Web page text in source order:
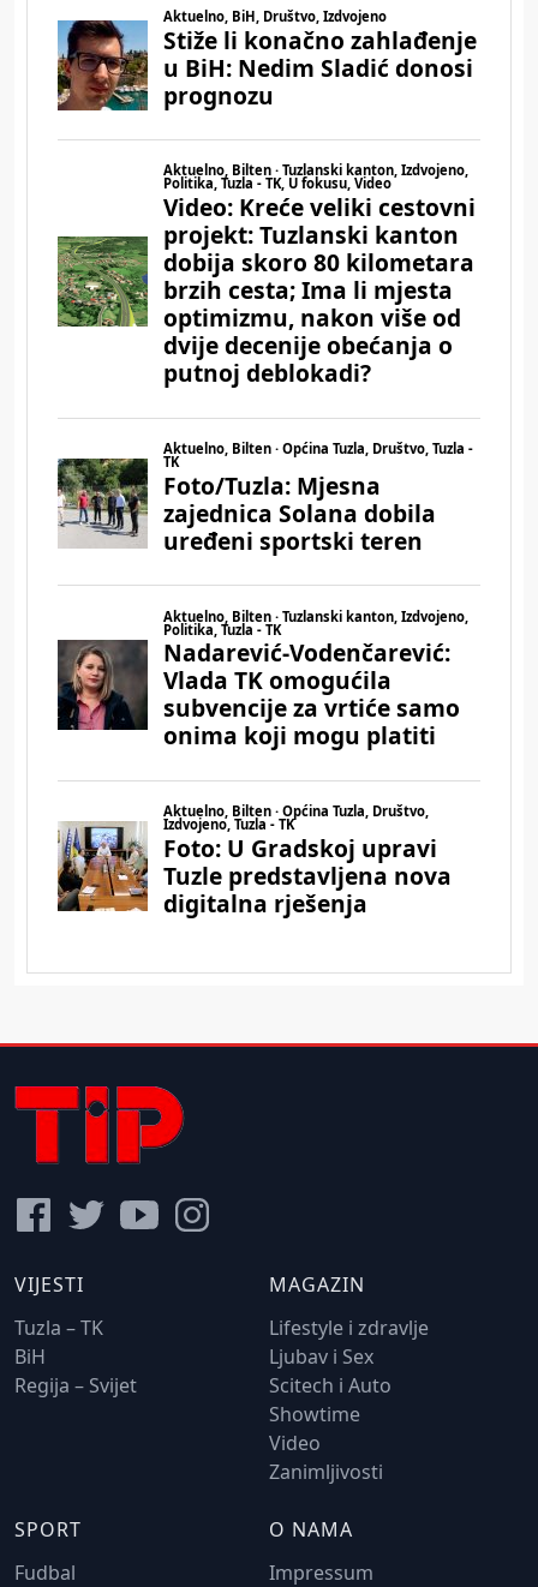
VIJESTI
Tuzla – TK
BiH
Regija – Svijet
MAGAZIN
Lifestyle i zdravlje
Ljubav i Sex
Scitech i Auto
Showtime
Video
Zanimljivosti
SPORT
Fudbal
O NAMA
Impressum